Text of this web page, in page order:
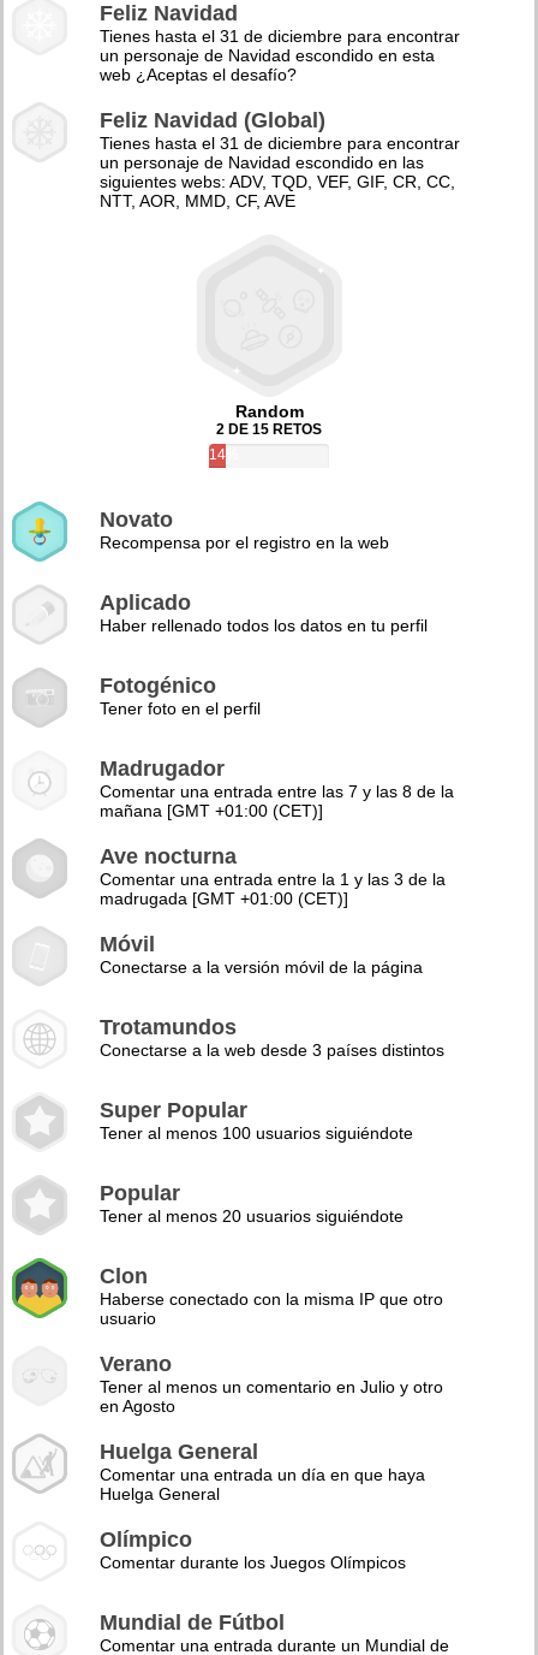
Feliz Navidad
Tienes hasta el 31 de diciembre para encontrar
un personaje de Navidad escondido en esta
web ¿Aceptas el desafío?
Feliz Navidad (Global)
Tienes hasta el 31 de diciembre para encontrar
un personaje de Navidad escondido en las
siguientes webs: ADV, TQD, VEF, GIF, CR, CC,
NTT, AOR, MMD, CF, AVE
Random
2 DE 15 RETOS
14%
Novato
Recompensa por el registro en la web
Aplicado
Haber rellenado todos los datos en tu perfil
Fotogénico
Tener foto en el perfil
Madrugador
Comentar una entrada entre las 7 y las 8 de la
mañana [GMT +01:00 (CET)]
Ave nocturna
Comentar una entrada entre la 1 y las 3 de la
madrugada [GMT +01:00 (CET)]
Móvil
Conectarse a la versión móvil de la página
Trotamundos
Conectarse a la web desde 3 países distintos
Super Popular
Tener al menos 100 usuarios siguiéndote
Popular
Tener al menos 20 usuarios siguiéndote
Clon
Haberse conectado con la misma IP que otro
usuario
Verano
Tener al menos un comentario en Julio y otro
en Agosto
Huelga General
Comentar una entrada un día en que haya
Huelga General
Olímpico
Comentar durante los Juegos Olímpicos
Mundial de Fútbol
Comentar una entrada durante un Mundial de